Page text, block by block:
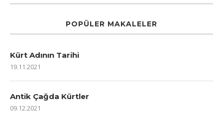
POPÜLER MAKALELER
Kürt Adının Tarihi
19.11.2021
Antik Çağda Kürtler
09.12.2021